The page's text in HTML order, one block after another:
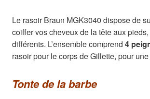
Le rasoir Braun MGK3040 dispose de
coiffer vos cheveux de la tête aux
différents. L’ensemble comprend 4
rasoir pour le corps de Gillette, pour
Tonte de la barbe